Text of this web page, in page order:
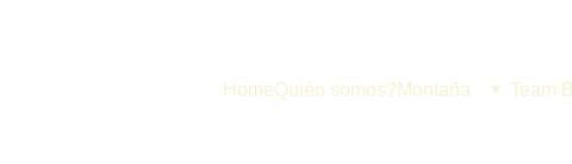
HomeQuién somos? Montaña Team